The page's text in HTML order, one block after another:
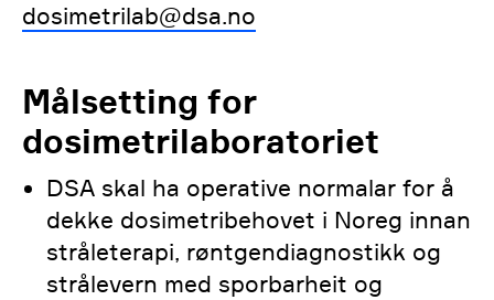
dosimetrilab@dsa.no
Målsetting for
dosimetrilaboratoriet
DSA skal ha operative normalar for å
dekke dosimetribehovet i Noreg innan
stråleterapi, røntgendiagnostikk og
strålevern med sporbarheit og